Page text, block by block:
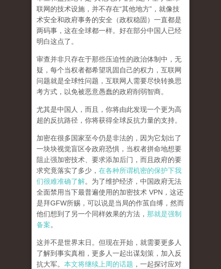
联网的技术设施，并不存在“其他地方”，就像技
术安全和政府事务的安全（政权稳固）一直都是
两码事，这在全球都一样。好在部分中国人已经
明白这点了。
审查并非只存在于那些压迫性的政治体制中，无
疑，每个当权者都希望巩固自己的权力，互联网
问题就是全球性问题，互联网人需要尽快转换思
考方式，以免被恶意愚蠢的政府削弱智商。
尤其是中国人，而且，你将由此发现一个更为高
超的反抗路径，你将获得全球反抗力量的支持。
加密在很多国家至今仍是非法的，因为它划出了
一块块视觉盲区令政府恐惧，当权者拼命地想要
阻止强加密技术、要求添加后门，而且政府的要
求究竟落实了多少， 在各种所谓机密的保护下我
们很难准确了解。为了维护经济，中国政府无法
全面禁用当下最普遍使用的加密技术 VPN，这还
是拜GFW所赐，可以说是当局的作茧自缚，然而
他们想到了另一个同样效果的方法， 那就是强制
备案。
这并不是世界末日。但现在开始，就需要更多人
了解到事实真相，更多人一起出谋划策，加入反
抗大军。 本文将继续上周的话题 ，一起探讨应对